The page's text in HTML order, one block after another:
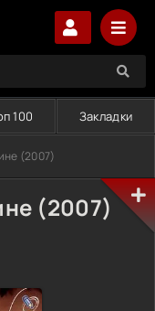
100 Закладки
(2007)
(2007)